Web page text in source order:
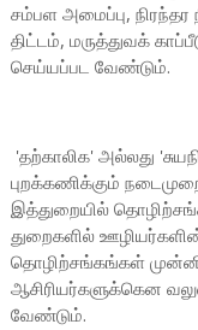
சம்பள அமைப்பு, நிரந்தர
திட்டம், மருத்துவக்
செய்யப்பட வேண்டும்.
'தற்காலிக' அல்லது
புறக்கணிக்கும்
இத்துறையில்
துறைகளில்
தொழிற்சங்கங்கள்
ஆசிரியர்களுக்கென
வேண்டும்.